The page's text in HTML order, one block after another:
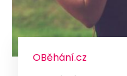
OBěhání.cz